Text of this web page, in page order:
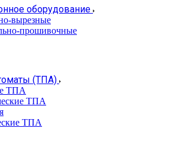
оборудование
вырезные
прошивочные
(ТПА)
ТПА
ТПА
ТПА